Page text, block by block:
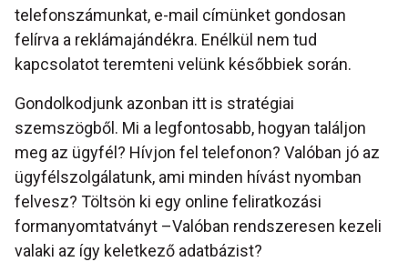
telefonszámunkat, e-mail címünket gondosan
felírva a reklámajándékra. Enélkül nem tud
kapcsolatot teremteni velünk későbbiek során.
Gondolkodjunk azonban itt is stratégiai
szemszögből. Mi a legfontosabb, hogyan találjon
meg az ügyfél? Hívjon fel telefonon? Valóban jó az
ügyfélszolgálatunk, ami minden hívást nyomban
felvesz? Töltsön ki egy online feliratkozási
formanyomtatványt –Valóban rendszeresen kezeli
valaki az így keletkező adatbázist?